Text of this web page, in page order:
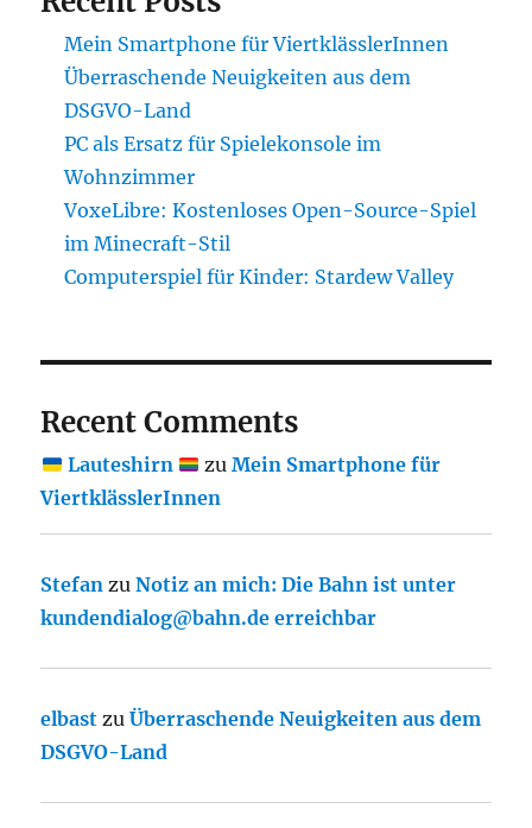
Mein Smartphone für ViertklässlerInnen
Überraschende Neuigkeiten aus dem
DSGVO-Land
PC als Ersatz für Spielekonsole im
Wohnzimmer
VoxeLibre: Kostenloses Open-Source-Spiel
im Minecraft-Stil
Computerspiel für Kinder: Stardew Valley
Recent Comments
Lauteshirn zu Mein Smartphone für
ViertklässlerInnen
Stefan zuNotiz an mich: Die Bahn ist unter
kundendialog@bahn.de erreichbar
elbast zuÜberraschende Neuigkeiten aus dem
DSGVO-Land